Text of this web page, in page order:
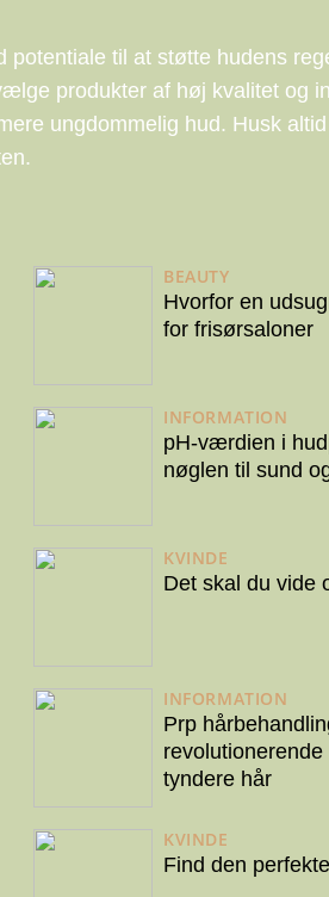
til at støtte hudens
produkter af høj kvalitet og
ungdommelig hud. Husk
BEAUTY
Hvorfor en
for frisørsaloner
INFORMATION
pH-værdien i
nøglen til sund
KVINDE
Det skal du vide
INFORMATION
Prp
tyndere hår
KVINDE
Find den